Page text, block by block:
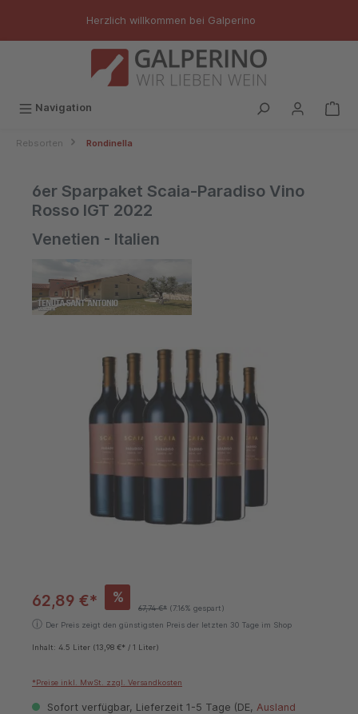
Herzlich willkommen bei Galperino
Navigation
Rebsorten Rondinella
6er Sparpaket Scaia-Paradiso Vino
Rosso IGT 2022
Venetien - Italien
62,89 €* %
67,74 €* (7.16% gespart)
ⓘ Der Preis zeigt den günstigsten Preis der letzten 30 Tage im Shop
Inhalt: 4.5 Liter (13,98 €* / 1 Liter)
*Preise inkl. MwSt. zzgl. Versandkosten
Sofort verfügbar, Lieferzeit 1-5 Tage (DE, Ausland